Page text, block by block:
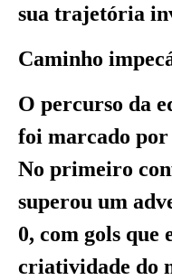
sua trajetória
Caminho
O percurso da
foi marcado
No primeiro
superou um
0, com gols que
criatividade do